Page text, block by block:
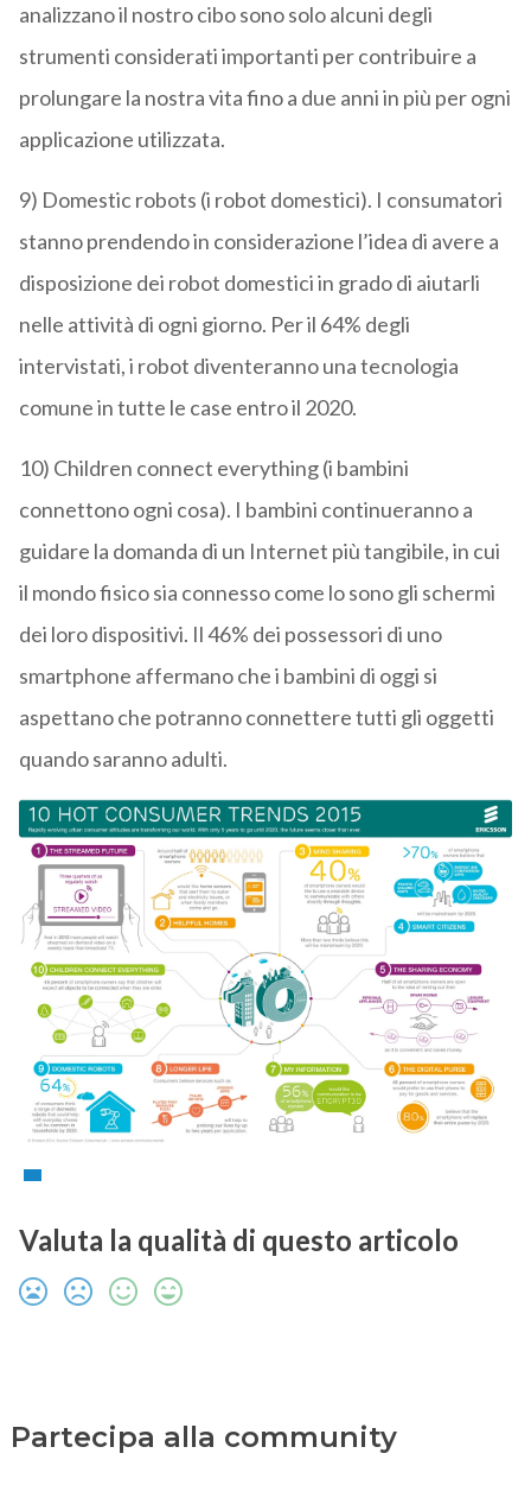
analizzano il nostro cibo sono solo alcuni degli
strumenti considerati importanti per contribuire a
prolungare la nostra vita fino a due anni in più per ogni
applicazione utilizzata.
9) Domestic robots (i robot domestici). I consumatori
stanno prendendo in considerazione l’idea di avere a
disposizione dei robot domestici in grado di aiutarli
nelle attività di ogni giorno. Per il 64% degli
intervistati, i robot diventeranno una tecnologia
comune in tutte le case entro il 2020.
10) Children connect everything (i bambini
connettono ogni cosa). I bambini continueranno a
guidare la domanda di un Internet più tangibile, in cui
il mondo fisico sia connesso come lo sono gli schermi
dei loro dispositivi. Il 46% dei possessori di uno
smartphone affermano che i bambini di oggi si
aspettano che potranno connettere tutti gli oggetti
quando saranno adulti.
Valuta la qualità di questo articolo
Partecipa alla community